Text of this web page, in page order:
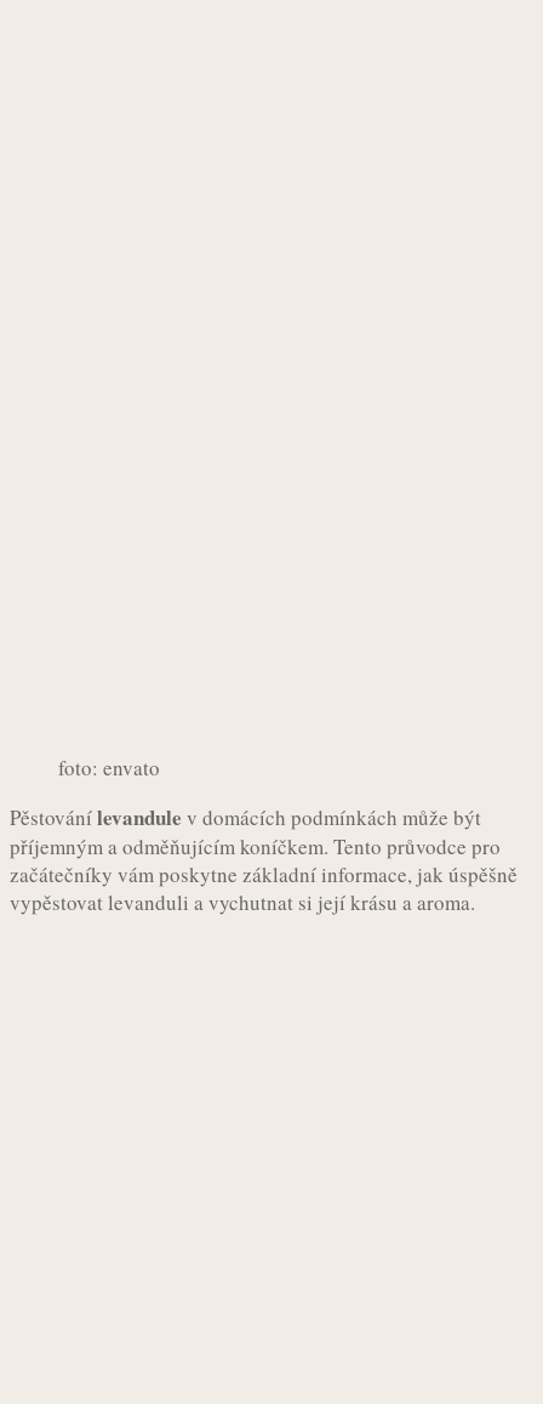
foto: envato
Pěstovánílevandule v domácích podmínkách může být
příjemným a odměňujícím koníčkem. Tento průvodce pro
začátečníky vám poskytne základní informace, jak úspěšně
vypěstovat levanduli a vychutnat si její krásu a aroma.